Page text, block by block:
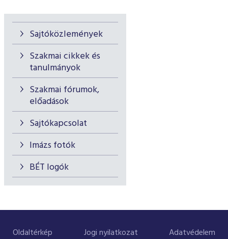
Sajtóközlemények
Szakmai cikkek és
tanulmányok
Szakmai fórumok,
előadások
Sajtókapcsolat
Imázs fotók
BÉT logók
Oldaltérkép Jogi nyilatkozat Adatvédelem